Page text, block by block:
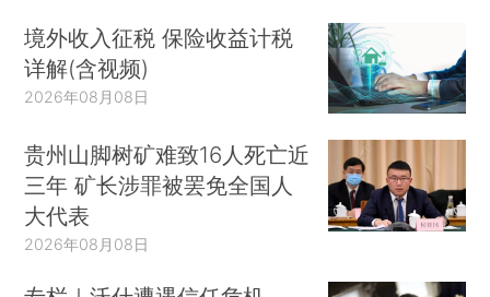
境外收入征税 保险收益计税
详解(含视频)
2026年08月08日
贵州山脚树矿难致16人死亡近
三年 矿长涉罪被罢免全国人
大代表
2026年08月08日